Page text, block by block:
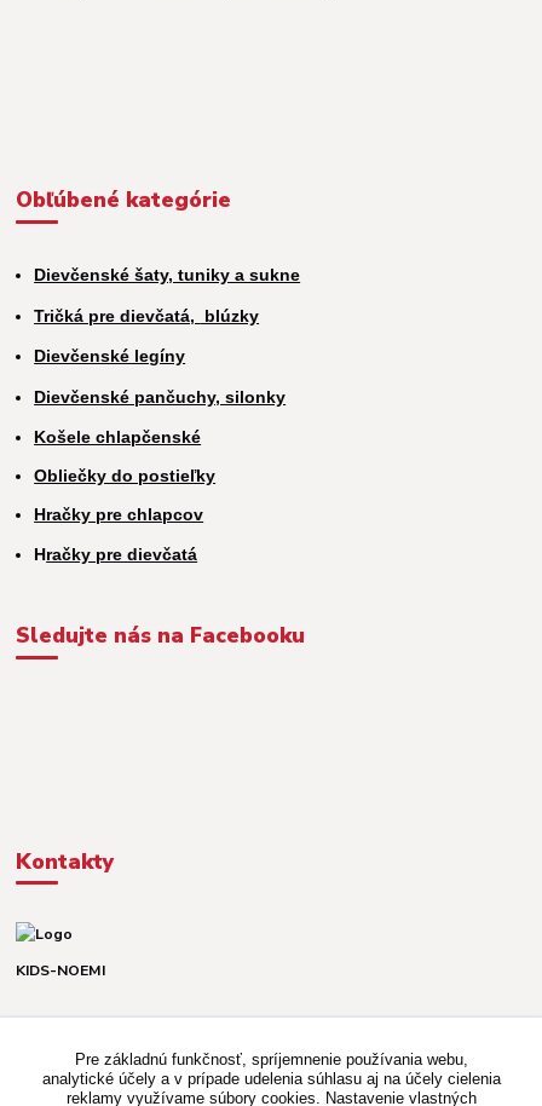
Obľúbené kategórie
Dievčenské šaty, tuniky a sukne
Tričká pre dievčatá, blúzky
Dievčenské legíny
Dievčenské pančuchy, silonky
Košele chlapčenské
Obliečky do postieľky
Hračky pre chlapcov
Hračky pre dievčatá
Sledujte nás na Facebooku
Kontakty
KIDS-NOEMI
(Po-Pia, 8-16 hod.)
Pre základnú funkčnosť, spríjemnenie používania webu,
analytické účely a v prípade udelenia súhlasu aj na účely cielenia
reklamy využívame súbory cookies. Nastavenie vlastných